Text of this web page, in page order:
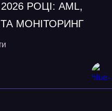
РОЦІ: AML,
МОНІТОРИНГ